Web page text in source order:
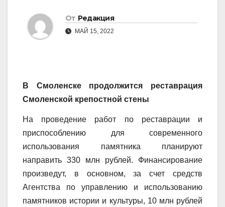
От Редакция
МАЙ 15, 2022
В Смоленске продолжится реставрация
Смоленской крепостной стены
На проведение работ по реставрации и
приспособлению для современного
использования памятника планируют
направить 330 млн рублей. Финансирование
произведут, в основном, за счет средств
Агентства по управлению и использованию
памятников истории и культуры, 10 млн рублей